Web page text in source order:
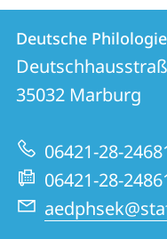
Kontakt
und
Informationen
zur
Website
Deutsche
Philologie
Mittelalters
Deutsche
35032 Marburg
06421-28-
06421-28-